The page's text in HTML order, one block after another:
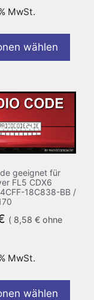
MwSt.
wählen
geeignet für
FL5 CDX6
4CFF-18C838-BB /
( 8,58 €ohne
MwSt.
wählen